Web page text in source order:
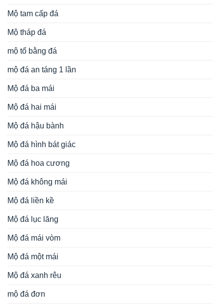
Mộ tam cấp đá
Mộ tháp đá
mộ tổ bằng đá
mộ đá an táng 1 lần
Mộ đá ba mái
Mộ đá hai mái
Mộ đá hậu bành
Mộ đá hình bát giác
Mộ đá hoa cương
Mộ đá không mái
Mộ đá liền kề
Mộ đá lục lăng
Mộ đá mái vòm
Mộ đá một mái
Mộ đá xanh rêu
mộ đá đơn